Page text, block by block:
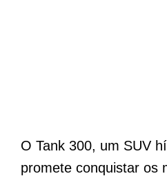
O Tank 300, um SUV
promete conquistar os